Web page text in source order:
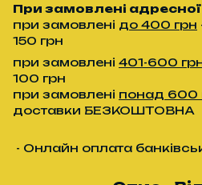
При замовлені
при замовлені до 400 грн
150 грн
при замовлені 401-600
100 грн
при замовлені понад 600
доставки БЕЗКОШТОВНА
- Онлайн оплата